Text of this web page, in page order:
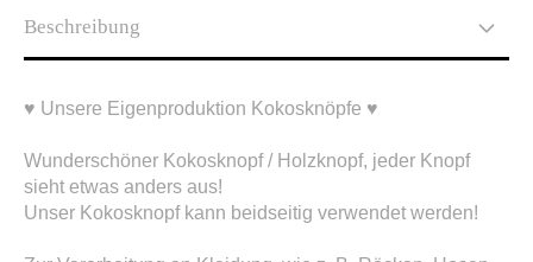
Beschreibung
♥ Unsere Eigenproduktion Kokosknöpfe ♥
Wunderschöner Kokosknopf / Holzknopf, jeder Knopf
sieht etwas anders aus!
Unser Kokosknopf kann beidseitig verwendet werden!